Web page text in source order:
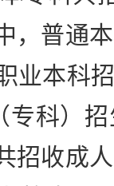
，普通
业本科
专科）
招收成